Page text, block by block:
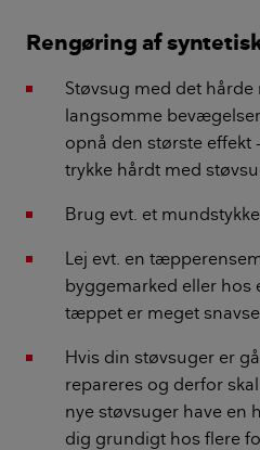
Rengøring af
Støvsug med det hårde
langsomme
opnå den største effekt
trykke hårdt med
Brug evt. et
Lej evt. en
byggemarked eller
tæppet er meget
Hvis din støvsuger er
repareres og derfor
nye støvsuger have en
dig grundigt hos flere